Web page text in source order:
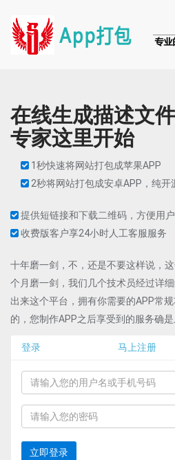
在线生成描述文
专家这里开始
1秒快速将网站打包成苹果APP
2秒将网站打包成安卓APP，纯开
提供短链接和下载二维码，方便用
收费版客户享24小时人工客服服务
十年磨一剑，不，还是不要这样说，
个月磨一剑，我们几个技术员经过详
出来这个平台，拥有你需要的APP常
的，您制作APP之后享受到的服务确是
登录 马上注册